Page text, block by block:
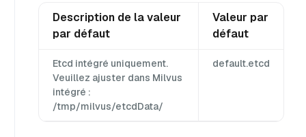
Description de la valeur
par défaut
Valeur par
défaut
Etcd intégré uniquement.
Veuillez ajuster dans Milvus
intégré :
/tmp/milvus/etcdData/
default.etcd